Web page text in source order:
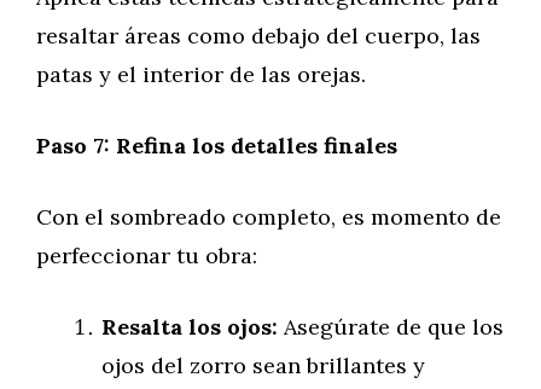
resaltar áreas como debajo del cuerpo, las
patas y el interior de las orejas.
Paso 7: Refina los detalles finales
Con el sombreado completo, es momento de
perfeccionar tu obra:
Resalta los ojos: Asegúrate de que los
ojos del zorro sean brillantes y